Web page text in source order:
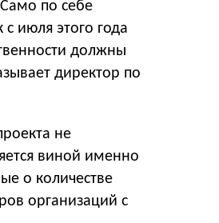
по себе
июля этого года
должны
директор по
не
виной именно
о количестве
организаций с